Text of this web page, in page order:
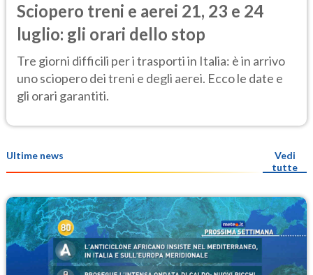
Sciopero treni e aerei 21, 23 e 24
luglio: gli orari dello stop
Tre giorni difficili per i trasporti in Italia: è in arrivo
uno sciopero dei treni e degli aerei. Ecco le date e
gli orari garantiti.
Ultime news
Vedi
tutte